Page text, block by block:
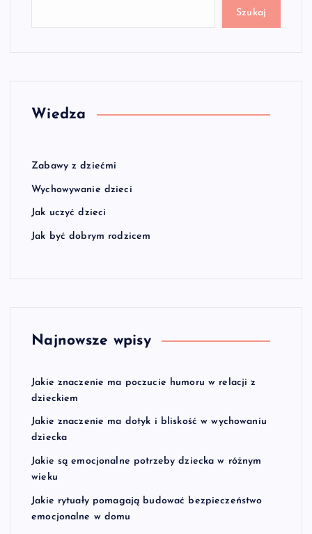
Szukaj
Wiedza
Zabawy z dziećmi
Wychowywanie dzieci
Jak uczyć dzieci
Jak być dobrym rodzicem
Najnowsze wpisy
Jakie znaczenie ma poczucie humoru w relacji z
dzieckiem
Jakie znaczenie ma dotyk i bliskość w wychowaniu
dziecka
Jakie są emocjonalne potrzeby dziecka w różnym
wieku
Jakie rytuały pomagają budować bezpieczeństwo
emocjonalne w domu